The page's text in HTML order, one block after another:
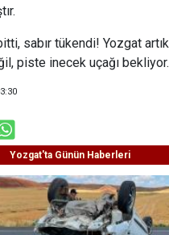
sabır tükendi! Yozgat artık
piste inecek uçağı bekliyor.
Yozgat'ta Günün Haberleri